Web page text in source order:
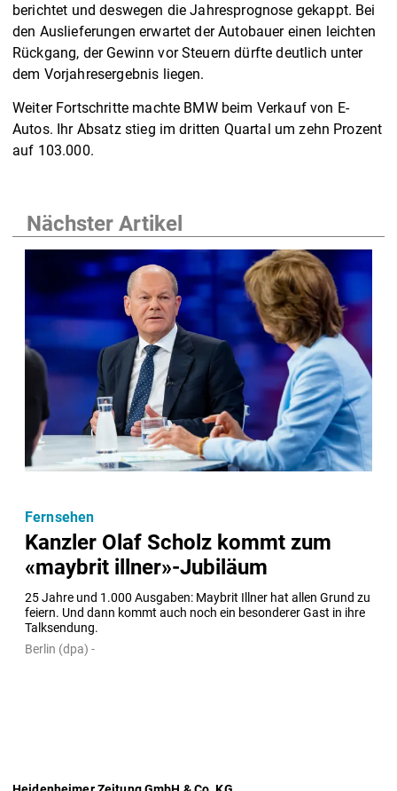
berichtet und deswegen die Jahresprognose gekappt. Bei
den Auslieferungen erwartet der Autobauer einen leichten
Rückgang, der Gewinn vor Steuern dürfte deutlich unter
dem Vorjahresergebnis liegen.
Weiter Fortschritte machte BMW beim Verkauf von E-
Autos. Ihr Absatz stieg im dritten Quartal um zehn Prozent
auf 103.000.
Nächster Artikel
Kanzler Olaf Scholz kommt zum
«maybrit illner»-Jubiläum
25 Jahre und 1.000 Ausgaben: Maybrit Illner hat allen Grund zu
feiern. Und dann kommt auch noch ein besonderer Gast in ihre
Talksendung.
Fernsehen
Berlin (dpa) -